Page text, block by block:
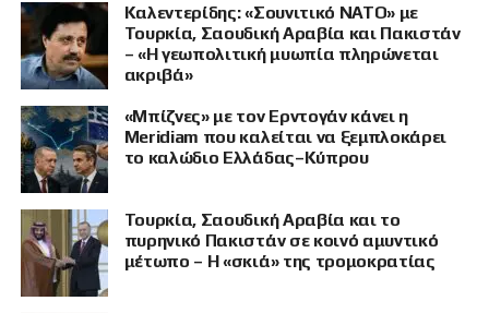
Καλεντερίδης: «Σουνιτικό ΝΑΤΟ» με
Τουρκία, Σαουδική Αραβία και Πακιστάν
– «Η γεωπολιτική μυωπία πληρώνεται
ακριβά»
«Μπίζνες» με τον Ερντογάν κάνει η
Meridiam που καλείται να ξεμπλοκάρει
το καλώδιο Ελλάδας–Κύπρου
Τουρκία, Σαουδική Αραβία και το
πυρηνικό Πακιστάν σε κοινό αμυντικό
μέτωπο – Η «σκιά» της τρομοκρατίας